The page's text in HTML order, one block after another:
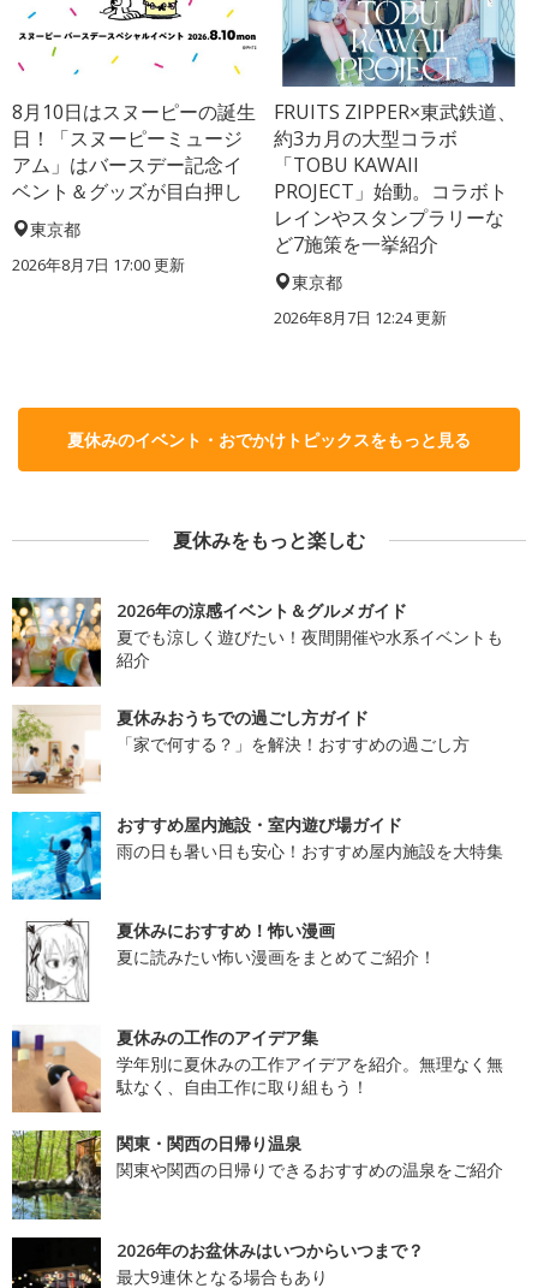
8月10日はスヌーピーの誕生
日！「スヌーピーミュージ
アム」はバースデー記念イ
ベント＆グッズが目白押し
東京都
2026年8月7日 17:00更新
FRUITS ZIPPER×東武鉄道、
約3カ月の大型コラボ
「TOBU KAWAII
PROJECT」始動。コラボト
レインやスタンプラリーな
ど7施策を一挙紹介
東京都
2026年8月7日 12:24更新
夏休みのイベント・おでかけトピックスをもっと見る
夏休みをもっと楽しむ
2026年の涼感イベント＆グルメガイド
夏でも涼しく遊びたい！夜間開催や水系イベントも
紹介
夏休みおうちでの過ごし方ガイド
「家で何する？」を解決！おすすめの過ごし方
おすすめ屋内施設・室内遊び場ガイド
雨の日も暑い日も安心！おすすめ屋内施設を大特集
夏休みにおすすめ！怖い漫画
夏に読みたい怖い漫画をまとめてご紹介！
夏休みの工作のアイデア集
学年別に夏休みの工作アイデアを紹介。無理なく無
駄なく、自由工作に取り組もう！
関東・関西の日帰り温泉
関東や関西の日帰りできるおすすめの温泉をご紹介
2026年のお盆休みはいつからいつまで？
最大9連休となる場合もあり